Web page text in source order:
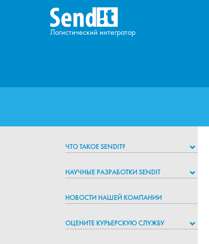
Логистический интегратор
ЧТО ТАКОЕ SENDIT?
НАУЧНЫЕ РАЗРАБОТКИ SENDIT
НОВОСТИ НАШЕЙ КОМПАНИИ
ОЦЕНИТЕ КУРЬЕРСКУЮ СЛУЖБУ